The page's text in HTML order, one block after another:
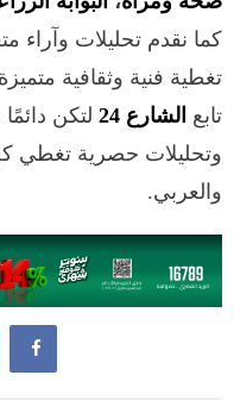
كما نقدم تحليلات وآراء
تغطية فنية وثقافية
تابع الشارع 24
لتكن
وتحليلات حصرية تغطي
والعربي.